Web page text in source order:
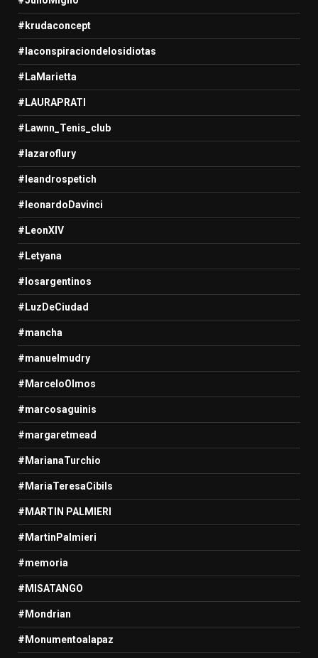
#krudaconcept
#laconspiraciondelosidiotas
#LaMarietta
#LAURAPRATI
#Lawnn_Tenis_club
#lazaroflury
#leandrospetich
#leonardoDavinci
#LeonXIV
#Letyana
#losargentinos
#LuzDeCiudad
#mancha
#manuelmudry
#MarceloOlmos
#marcosaguinis
#margaretmead
#MarianaTurchio
#MariaTeresaCibils
#MARTIN PALMIERI
#MartinPalmieri
#memoria
#MISATANGO
#Mondrian
#Monumentoalapaz